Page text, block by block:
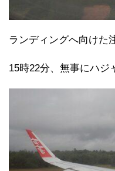
ランディングへ向けた
15時22分、無事にハジ